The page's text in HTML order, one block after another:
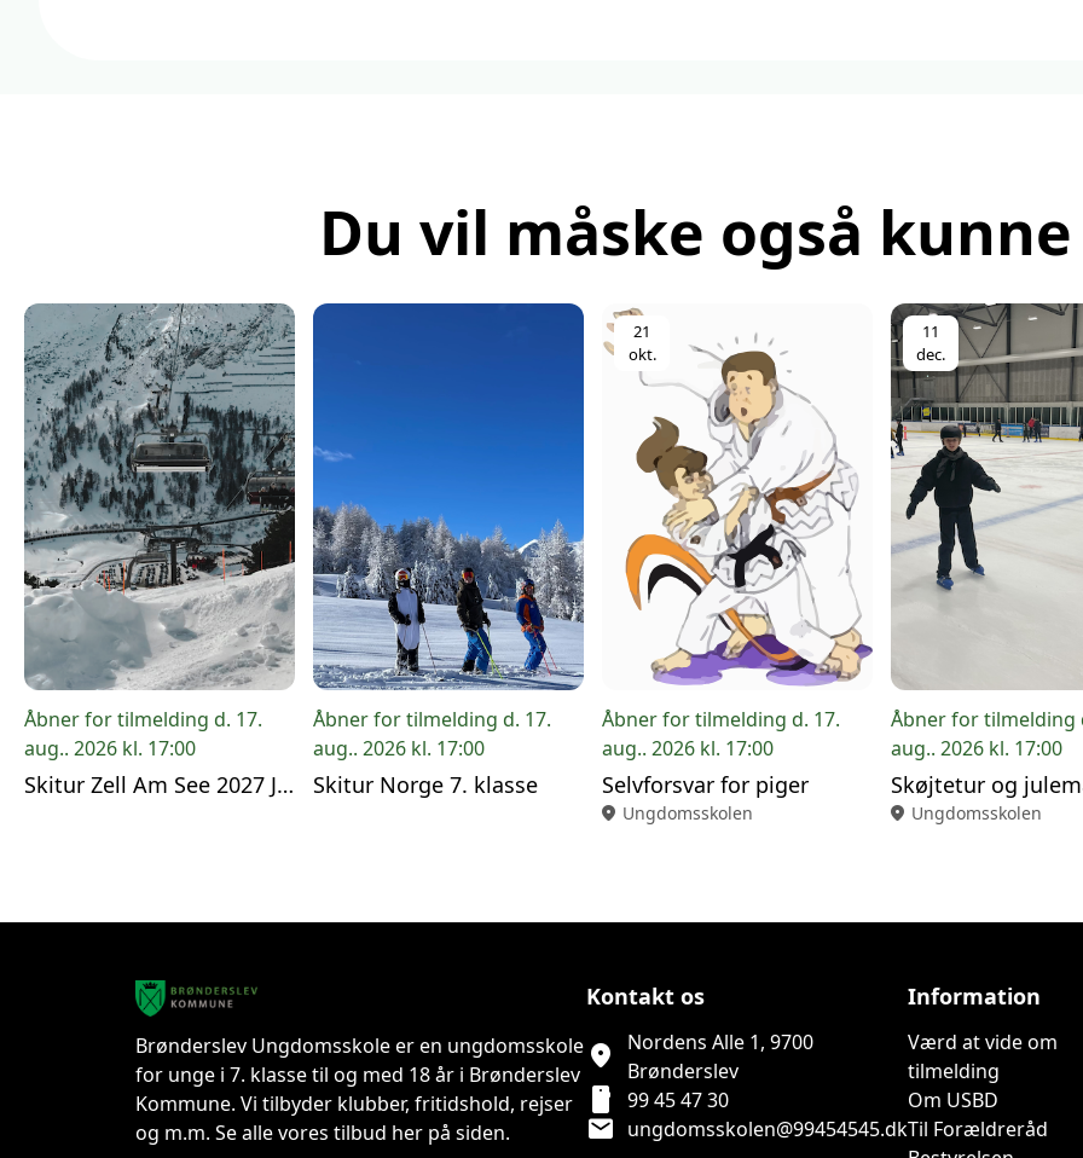
Du vil måske også
Åbner for tilmelding d. 17.
aug.. 2026 kl. 17:00
Skitur Zell Am See 2027 Jubilæumstur
Åbner for tilmelding d. 17.
aug.. 2026 kl. 17:00
Skitur Norge 7. klasse
21
okt.
Åbner for tilmelding d. 17.
aug.. 2026 kl. 17:00
Selvforsvar for piger
location_on Ungdomsskolen
11
dec.
Åbner for tilmelding
aug.. 2026 kl. 17:00
Skøjtetur og
location_on Ungdomsskolen
Brønderslev Ungdomsskole er en ungdomsskole
for unge i 7. klasse til og med 18 år i Brønderslev
Kommune. Vi tilbyder klubber, fritidshold, rejser
og m.m. Se alle vores tilbud her på siden.
Kontakt os
location_on
Nordens Alle 1, 9700
Brønderslev
smartphone 99 45 47 30
mail ungdomsskolen@99454545.dk
Information
Værd at vide om
tilmelding
Om USBD
Til Forældreråd